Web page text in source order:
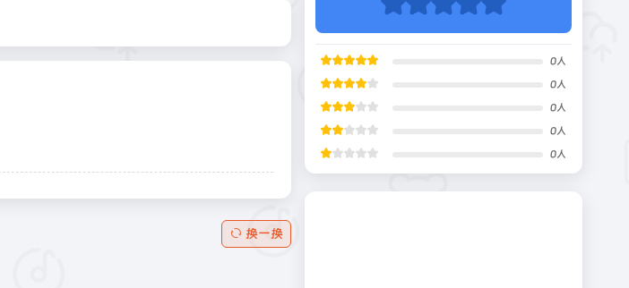
换一换
0人
0人
0人
0人
0人